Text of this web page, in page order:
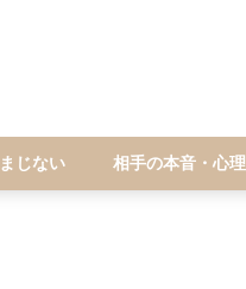
じない 相手の本音・心理